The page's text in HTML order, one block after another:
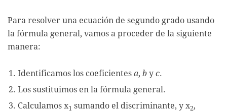
Para resolver una ecuación de segundo grado usando
la fórmula general, vamos a proceder de la siguiente
manera:
Identificamos los coeficientes a, b y c.
Los sustituimos en la fórmula general.
Calculamos x1 sumando el discriminante, y x2,